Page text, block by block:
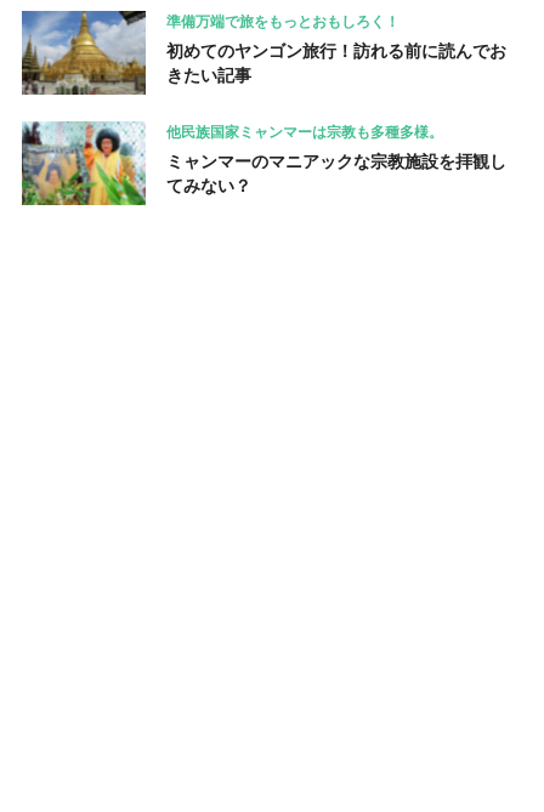
準備万端で旅をもっとおもしろく！
初めてのヤンゴン旅行！訪れる前に読んでお
きたい記事
他民族国家ミャンマーは宗教も多種多様。
ミャンマーのマニアックな宗教施設を拝観し
てみない？